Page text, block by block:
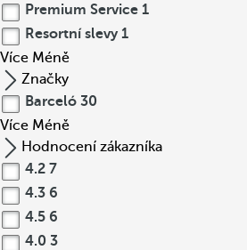
Premium Service 1
Resortní slevy 1
Více Méně
Značky
Barceló 30
Více Méně
Hodnocení zákazníka
4.2 7
4.3 6
4.5 6
4.0 3